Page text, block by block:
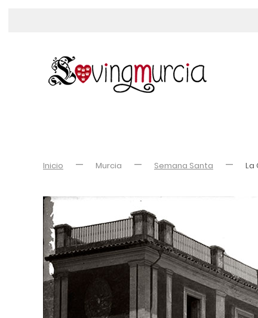
Inicio Murcia Semana Santa La